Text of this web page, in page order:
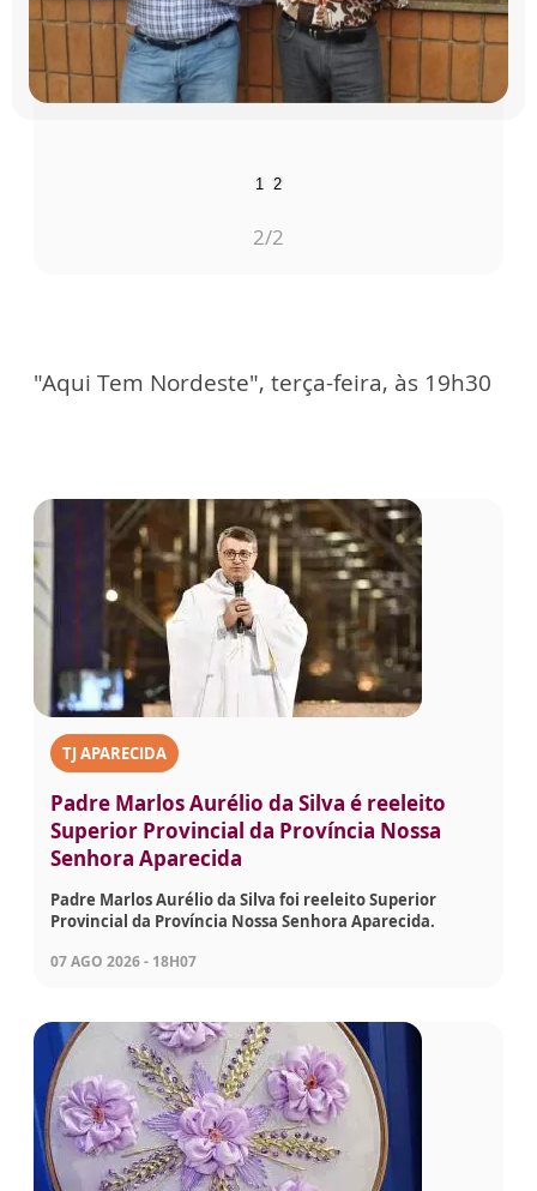
1 2
2/2
"Aqui Tem Nordeste", terça-feira, às 19h30
TJ APARECIDA
Padre Marlos Aurélio da Silva é reeleito
Superior Provincial da Província Nossa
Senhora Aparecida
Padre Marlos Aurélio da Silva foi reeleito Superior
Provincial da Província Nossa Senhora Aparecida.
07 AGO 2026 - 18H07